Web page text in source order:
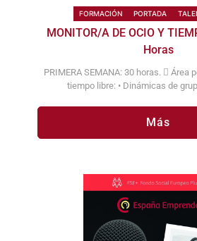
FORMACIÓN PORTADA
MONITOR/A DE OCIO Y
Horas
PRIMERA SEMANA: 30 horas.  Área
tiempo libre: • Dinámicas de
Más